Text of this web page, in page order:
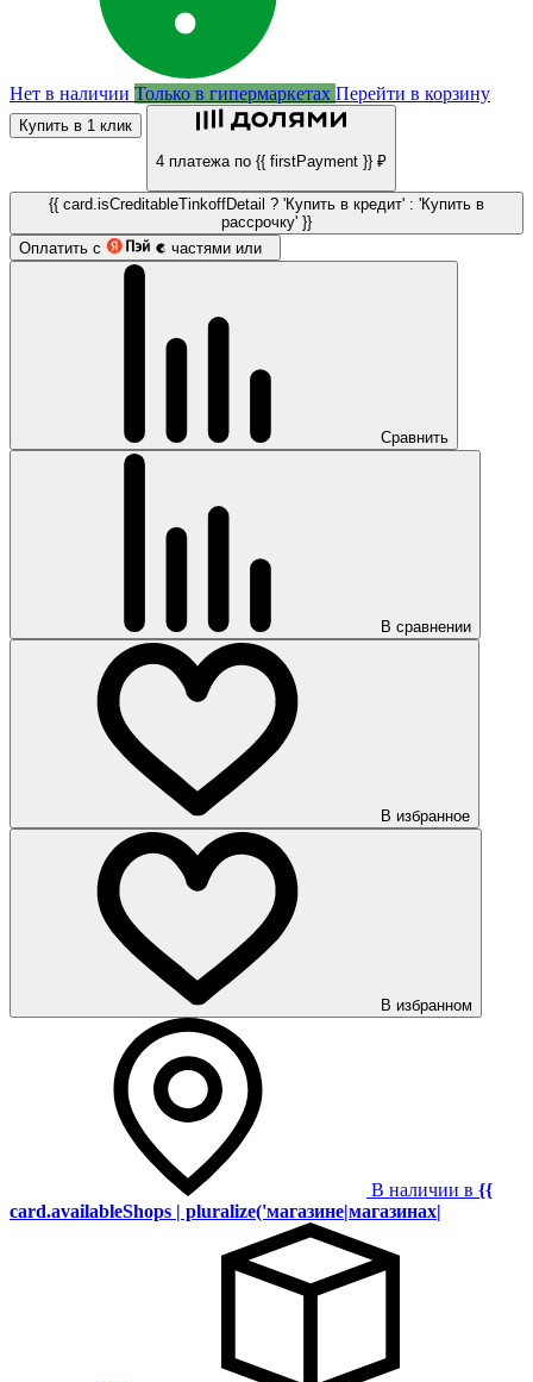
Нет в наличии Только в гипермаркетах Перейти в корзину
Купить в 1 клик
4 платежа по {{ firstPayment }} ₽
{{ card.isCreditableTinkoffDetail ? 'Купить в кредит' : 'Купить в
рассрочку' }}
Оплатить с
частями или
Сравнить
В сравнении
В избранное
В избранном
В наличии в {{
card.availableShops | pluralize('магазине|магазинах|